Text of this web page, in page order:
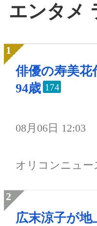
エンタメ
俳優の寿美花
94歳 174
08月06日 12:03
オリコンニュー
広末涼子が地